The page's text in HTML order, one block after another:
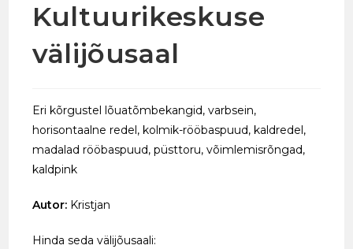
Kultuurikeskuse
välijõusaal
Eri kõrgustel lõuatõmbekangid, varbsein,
horisontaalne redel, kolmik-rööbaspuud, kaldredel,
madalad rööbaspuud, püsttoru, võimlemisrõngad,
kaldpink
Autor: Kristjan
Hinda seda välijõusaali: